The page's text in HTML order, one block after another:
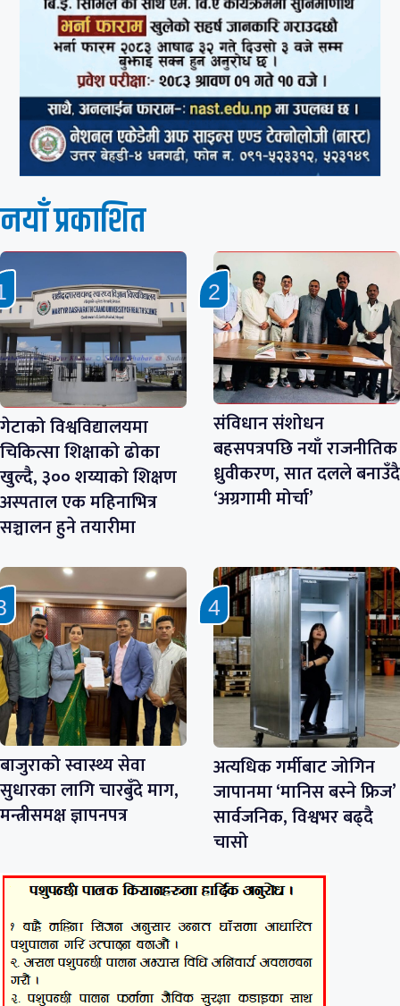
नयाँ प्रकाशित
गेटाको विश्वविद्यालयमा
चिकित्सा शिक्षाको ढोका
खुल्दै, ३०० शय्याको शिक्षण
अस्पताल एक महिनाभित्र
सञ्चालन हुने तयारीमा
संविधान संशोधन
बहसपत्रपछि नयाँ राजनीतिक
ध्रुवीकरण, सात दलले बनाउँदै
‘अग्रगामी मोर्चा’
बाजुराको स्वास्थ्य सेवा
सुधारका लागि चारबुँदे माग,
मन्त्रीसमक्ष ज्ञापनपत्र
अत्यधिक गर्मीबाट जोगिन
जापानमा ‘मानिस बस्ने फ्रिज’
सार्वजनिक, विश्वभर बढ्दै
चासो